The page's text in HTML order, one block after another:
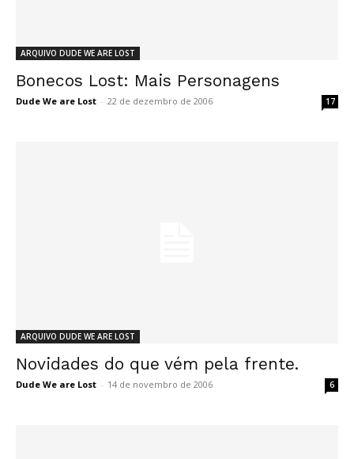
ARQUIVO DUDE WE ARE LOST
Bonecos Lost: Mais Personagens
Dude We are Lost - 22 de dezembro de 2006 17
ARQUIVO DUDE WE ARE LOST
Novidades do que vém pela frente.
Dude We are Lost - 14 de novembro de 2006 6